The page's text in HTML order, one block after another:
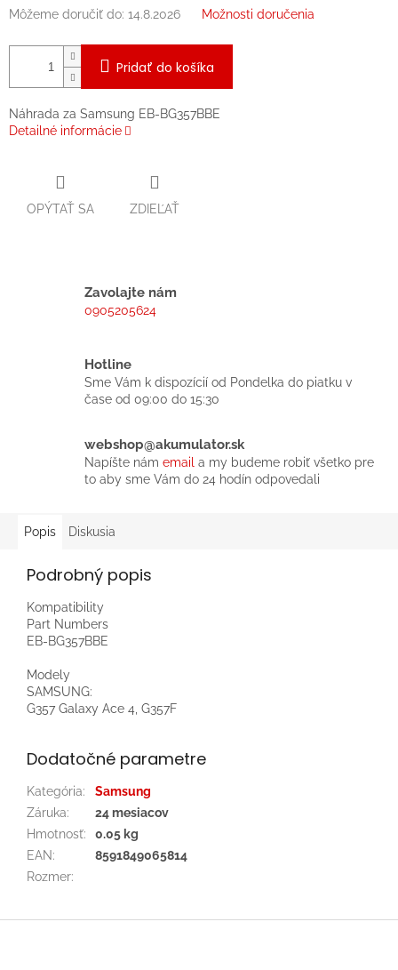
Môžeme doručiť do: 14.8.2026 Možnosti doručenia
Pridať do košíka
Náhrada za Samsung EB-BG357BBE
Detailné informácie
OPÝTAŤ SA ZDIEĽAŤ
Zavolajte nám
0905205624
Hotline
Sme Vám k dispozícií od Pondelka do piatku v
čase od 09:00 do 15:30
webshop@akumulator.sk
Napíšte nám email a my budeme robiť všetko pre
to aby sme Vám do 24 hodín odpovedali
Popis Diskusia
Podrobný popis
Kompatibility
Part Numbers
EB-BG357BBE
Modely
SAMSUNG:
G357 Galaxy Ace 4, G357F
Dodatočné parametre
Kategória:
Samsung
Záruka:
24 mesiacov
Hmotnosť:
0.05 kg
EAN:
8591849065814
Rozmer:
Z